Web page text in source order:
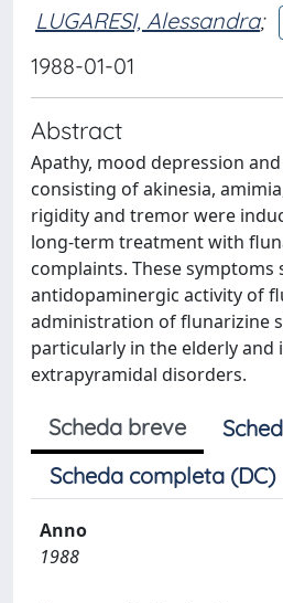
LUGARESI, Alessandra;
1988-01-01
Abstract
Apathy, mood depression
consisting of akinesia,
rigidity and tremor were
long-term treatment with
complaints. These symptoms
antidopaminergic activity of
administration of flunarizine
particularly in the elderly and
extrapyramidal disorders.
Scheda breve
Scheda completa (DC)
Anno
1988